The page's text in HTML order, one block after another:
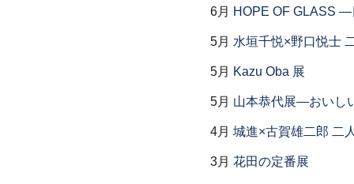
6月 HOPE OF GLASS
5月 水垣千悦×野口悦士
5月 Kazu Oba 展
5月 山本恭代展―おいし
4月 城進×古賀雄二郎 二
3月 花田の定番展